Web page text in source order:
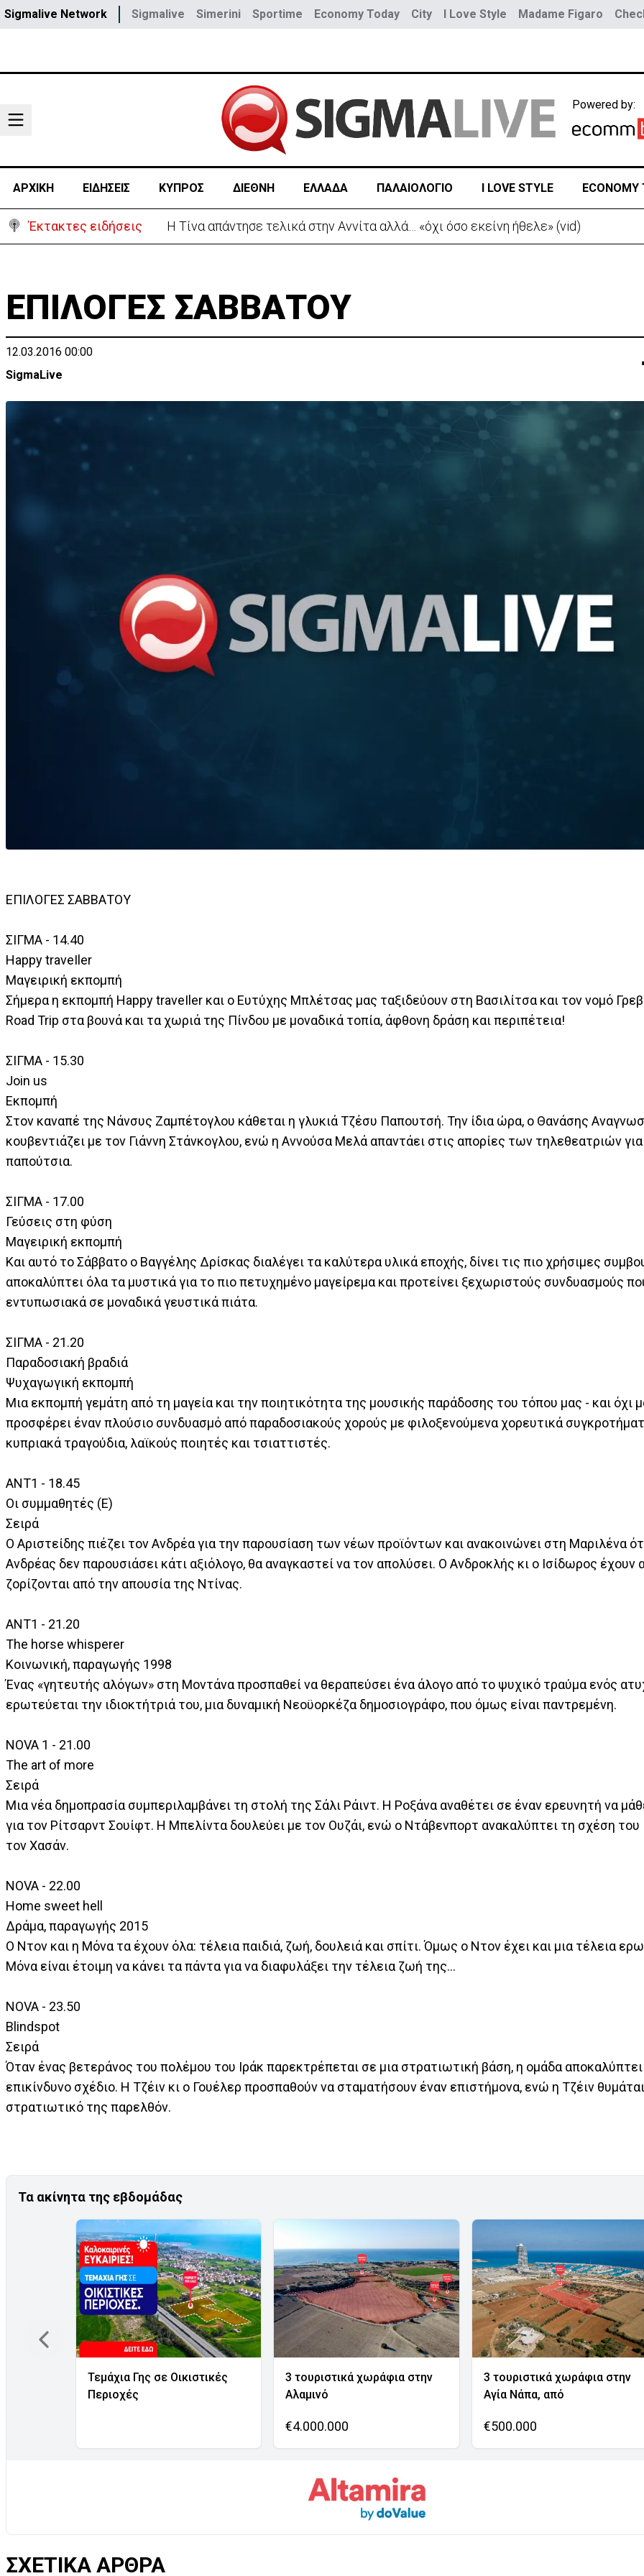
Sigmalive Network Sigmalive Simerini Sportime Economy Today City I Love Style Madame Figaro
Powered by:
ΑΡΧΙΚΗ ΕΙΔΗΣΕΙΣ ΚΥΠΡΟΣ ΔΙΕΘΝΗ ΕΛΛΑΔΑ ΠΑΛΑΙΟΛΟΓΙΟ I LOVE STYLE ECONOMY
Έκτακτες ειδήσεις Στο «κίτρινο» η Κύπρος- Νέα προειδοποίηση για εξαιρετικά υψηλές θερμοκρασίες
ΕΠΙΛΟΓΕΣ ΣΑΒΒΑΤΟΥ
12.03.2016 00:00
SigmaLive
ΕΠΙΛΟΓΕΣ ΣΑΒΒΑΤΟΥ
ΣΙΓΜΑ - 14.40
Happy traveΙler
Μαγειρική εκπομπή
Σήμερα η εκπομπή Happy traveΙler και ο Ευτύχης Μπλέτσας μας ταξιδεύουν στη Βασιλίτσα και τον νομό
Road Trip στα βουνά και τα χωριά της Πίνδου με μοναδικά τοπία, άφθονη δράση και περιπέτεια!
ΣΙΓΜΑ - 15.30
Join us
Εκπομπή
Στον καναπέ της Νάνσυς Ζαμπέτογλου κάθεται η γλυκιά Τζέσυ Παπουτσή. Την ίδια ώρα, ο Θανάσης
κουβεντιάζει με τον Γιάννη Στάνκογλου, ενώ η Αννούσα Μελά απαντάει στις απορίες των τηλεθεατριών
παπούτσια.
ΣΙΓΜΑ - 17.00
Γεύσεις στη φύση
Μαγειρική εκπομπή
Και αυτό το Σάββατο ο Βαγγέλης Δρίσκας διαλέγει τα καλύτερα υλικά εποχής, δίνει τις πιο χρήσιμες
αποκαλύπτει όλα τα μυστικά για το πιο πετυχημένο μαγείρεμα και προτείνει ξεχωριστούς συνδυασμούς
εντυπωσιακά σε μοναδικά γευστικά πιάτα.
ΣΙΓΜΑ - 21.20
Παραδοσιακή βραδιά
Ψυχαγωγική εκπομπή
Μια εκπομπή γεμάτη από τη μαγεία και την ποιητικότητα της μουσικής παράδοσης του τόπου μας - και όχι
προσφέρει έναν πλούσιο συνδυασμό από παραδοσιακούς χορούς με φιλοξενούμενα χορευτικά
κυπριακά τραγούδια, λαϊκούς ποιητές και τσιαττιστές.
ΑΝΤ1 - 18.45
Οι συμμαθητές (Ε)
Σειρά
Ο Αριστείδης πιέζει τον Ανδρέα για την παρουσίαση των νέων προϊόντων και ανακοινώνει στη Μαριλένα
Ανδρέας δεν παρουσιάσει κάτι αξιόλογο, θα αναγκαστεί να τον απολύσει. Ο Ανδροκλής κι ο Ισίδωρος έχουν
ζορίζονται από την απουσία της Ντίνας.
ΑΝΤ1 - 21.20
The horse whisperer
Κοινωνική, παραγωγής 1998
Ένας «γητευτής αλόγων» στη Μοντάνα προσπαθεί να θεραπεύσει ένα άλογο από το ψυχικό τραύμα ενός
ερωτεύεται την ιδιοκτήτριά του, μια δυναμική Νεοϋορκέζα δημοσιογράφο, που όμως είναι παντρεμένη.
NOVA 1 - 21.00
The art of more
Σειρά
Μια νέα δημοπρασία συμπεριλαμβάνει τη στολή της Σάλι Ράιντ. Η Ροξάνα αναθέτει σε έναν ερευνητή να
για τον Ρίτσαρντ Σουίφτ. Η Μπελίντα δουλεύει με τον Ουζάι, ενώ ο Ντάβενπορτ ανακαλύπτει τη σχέση του
τον Χασάν.
NOVA - 22.00
Home sweet hell
Δράμα, παραγωγής 2015
Ο Ντον και η Μόνα τα έχουν όλα: τέλεια παιδιά, ζωή, δουλειά και σπίτι. Όμως ο Ντον έχει και μια τέλεια
Μόνα είναι έτοιμη να κάνει τα πάντα για να διαφυλάξει την τέλεια ζωή της...
NOVA - 23.50
Blindspot
Σειρά
Όταν ένας βετεράνος του πολέμου του Ιράκ παρεκτρέπεται σε μια στρατιωτική βάση, η ομάδα
επικίνδυνο σχέδιο. Η Τζέιν κι ο Γουέλερ προσπαθούν να σταματήσουν έναν επιστήμονα, ενώ η Τζέιν
στρατιωτικό της παρελθόν.
Τα ακίνητα της εβδομάδας
Τεμάχια Γης σε Οικιστικές
Περιοχές
3 τουριστικά χωράφια στην
Αλαμινό
€4.000.000
3 τουριστικά χωράφια στην
Αγία Νάπα, από
€500.000
ΣΧΕΤΙΚΑ ΑΡΘΡΑ